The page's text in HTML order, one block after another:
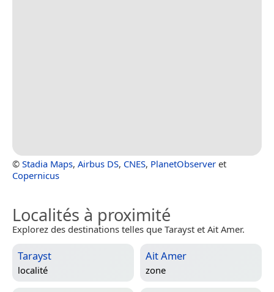
© Stadia Maps, Airbus DS, CNES, PlanetObserver et
Copernicus
Localités à proximité
Explorez des destinations telles que Tarayst et Ait Amer.
Tarayst
localité
Ait Amer
zone